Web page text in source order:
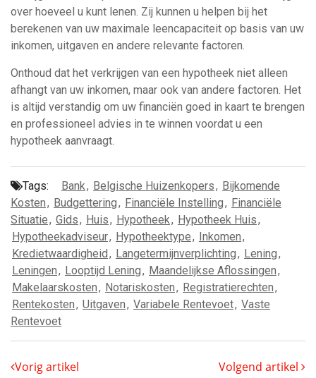
over hoeveel u kunt lenen. Zij kunnen u helpen bij het
berekenen van uw maximale leencapaciteit op basis van uw
inkomen, uitgaven en andere relevante factoren.
Onthoud dat het verkrijgen van een hypotheek niet alleen
afhangt van uw inkomen, maar ook van andere factoren. Het
is altijd verstandig om uw financiën goed in kaart te brengen
en professioneel advies in te winnen voordat u een
hypotheek aanvraagt.
Tags: Bank, Belgische Huizenkopers, Bijkomende
Kosten, Budgettering, Financiële Instelling, Financiële
Situatie, Gids, Huis, Hypotheek, Hypotheek Huis,
Hypotheekadviseur, Hypotheektype, Inkomen,
Kredietwaardigheid, Langetermijnverplichting, Lening,
Leningen, Looptijd Lening, Maandelijkse Aflossingen,
Makelaarskosten, Notariskosten, Registratierechten,
Rentekosten, Uitgaven, Variabele Rentevoet, Vaste
Rentevoet
Vorig artikel Volgend artikel